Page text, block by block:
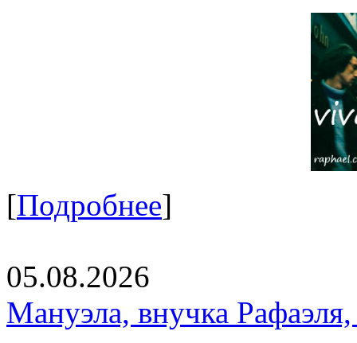
[Подробнее]
05.08.2026
Мануэла, внучка